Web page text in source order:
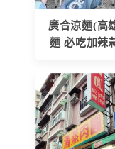
廣合涼麵(高
麵 必吃加辣